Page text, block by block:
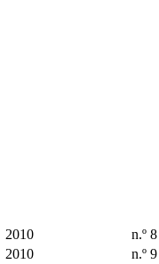
2010 n.º 8
2010 n.º 9